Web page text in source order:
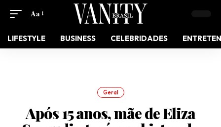
Aa
LIFESTYLE BUSINESS CELEBRIDADES
Geral
Após 15 anos, mãe de Eliza